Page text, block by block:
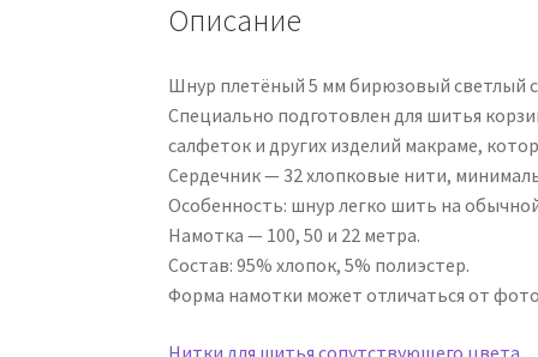
Описание
Шнур плетёный 5 мм бирюзовый светлый
Специально подготовлен для шитья
салфеток и других изделий макраме,
Сердечник — 32 хлопковые нити,
Особенность: шнур легко шить на
Намотка — 100, 50 и 22 метра.
Состав: 95% хлопок, 5% полиэстер.
Форма намотки может отличаться от
Нитки для шитья сопутствующего цвета.